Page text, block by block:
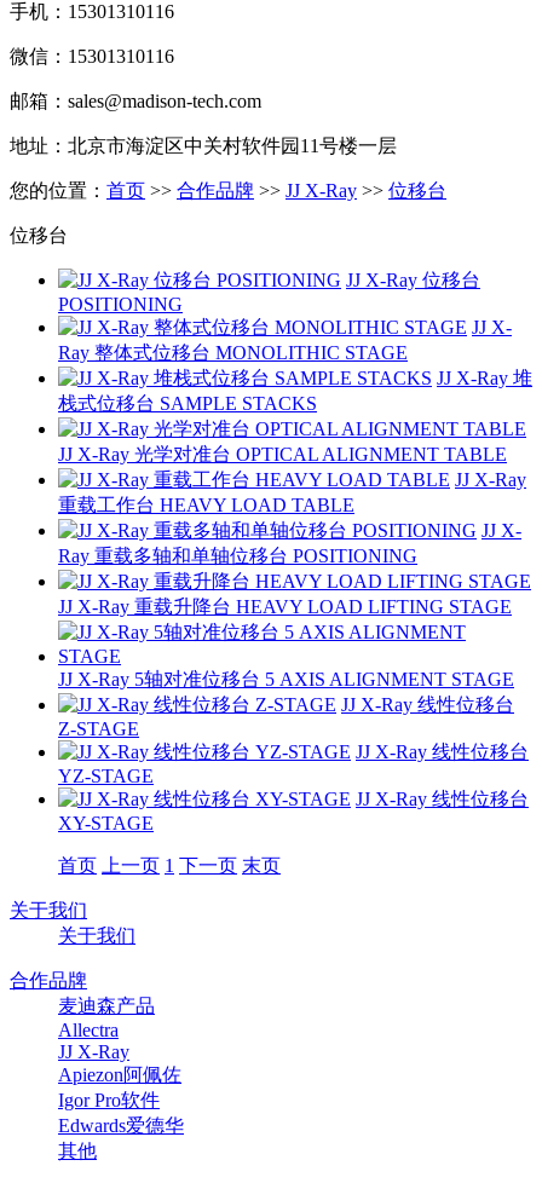
手机：15301310116
微信：15301310116
邮箱：sales@madison-tech.com
地址：北京市海淀区中关村软件园11号楼一层
您的位置： 首页 >> 合作品牌 >> JJ X-Ray >> 位移台
位移台
JJ X-Ray 位移台
POSITIONING
JJ X-
Ray 整体式位移台 MONOLITHIC STAGE
JJ X-Ray 堆
栈式位移台 SAMPLE STACKS
JJ X-Ray 光学对准台 OPTICAL ALIGNMENT TABLE
JJ X-Ray
重载工作台 HEAVY LOAD TABLE
JJ X-
Ray 重载多轴和单轴位移台 POSITIONING
JJ X-Ray 重载升降台 HEAVY LOAD LIFTING STAGE
JJ X-Ray 5轴对准位移台 5 AXIS ALIGNMENT STAGE
JJ X-Ray 线性位移台
Z-STAGE
JJ X-Ray 线性位移台
YZ-STAGE
JJ X-Ray 线性位移台
XY-STAGE
首页 上一页 1 下一页 末页
关于我们
关于我们
合作品牌
麦迪森产品
Allectra
JJ X-Ray
Apiezon阿佩佐
Igor Pro软件
Edwards爱德华
其他